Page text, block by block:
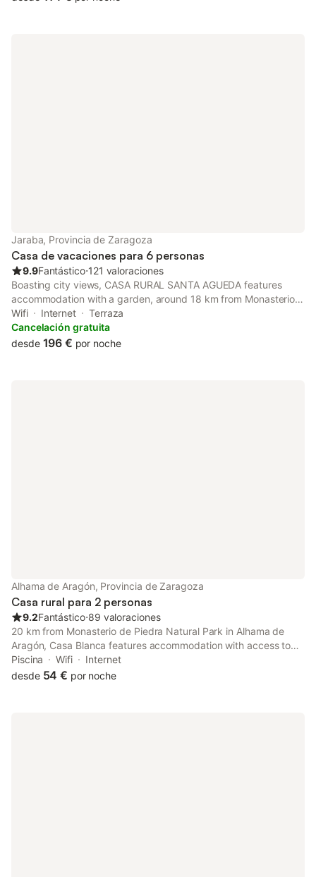
Jaraba, Provincia de Zaragoza
Casa de vacaciones para 6 personas
9.9Fantástico⋅121 valoraciones
Boasting city views, CASA RURAL SANTA AGUEDA features
accommodation with a garden, around 18 km from Monasterio
de Piedra Natural Park.
Wifi Internet
Terraza
Cancelación gratuita
desde 196 € por noche
Alhama de Aragón, Provincia de Zaragoza
Casa rural para 2 personas
9.2Fantástico⋅89 valoraciones
20 km from Monasterio de Piedra Natural Park in Alhama de
Aragón, Casa Blanca features accommodation with access to
spa facilities. The property has garden and quiet street views,
and is 20 km from Monasterio de Piedra.
Piscina Wifi
Internet
desde 54 € por noche